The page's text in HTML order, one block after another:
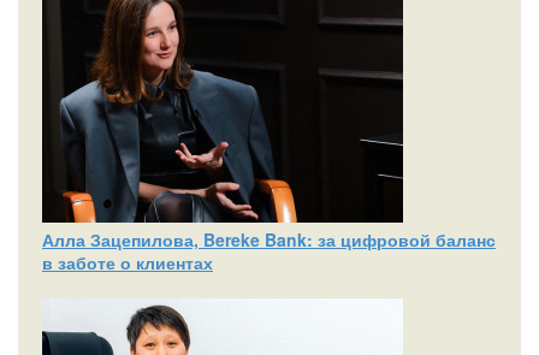
Алла Зацепилова, Bereke Bank: за цифровой баланс
в заботе о клиентах